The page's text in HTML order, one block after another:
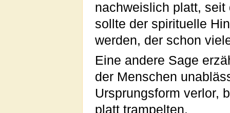
nachweislich platt,
sollte der spirituelle
werden, der schon
Eine andere Sage
der Menschen
Ursprungsform verlor,
platt trampelten.